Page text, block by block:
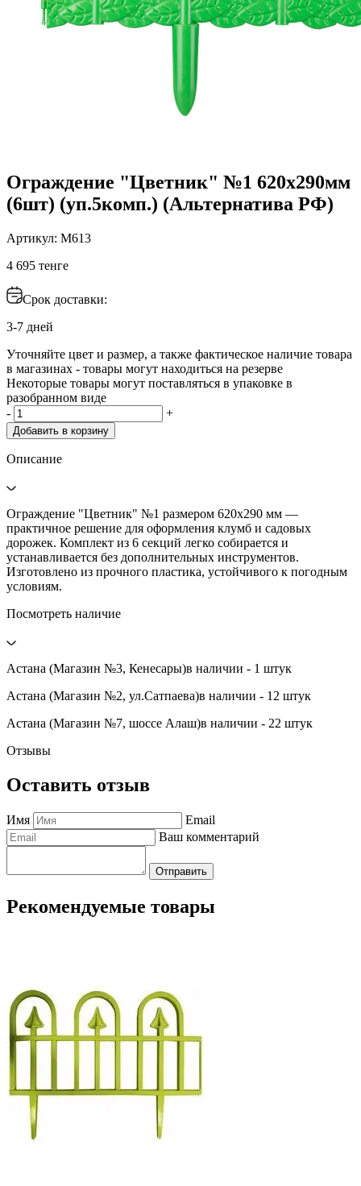
Ограждение "Цветник" №1 620х290мм
(6шт) (уп.5комп.) (Альтернатива РФ)
Артикул: М613
4 695 тенге
Срок доставки:
3-7 дней
Уточняйте цвет и размер, а также фактическое наличие товара
в магазинах - товары могут находиться на резерве
Некоторые товары могут поставляться в упаковке в
разобранном виде
-
+
Добавить в корзину
Описание
Ограждение "Цветник" №1 размером 620х290 мм —
практичное решение для оформления клумб и садовых
дорожек. Комплект из 6 секций легко собирается и
устанавливается без дополнительных инструментов.
Изготовлено из прочного пластика, устойчивого к погодным
условиям.
Посмотреть наличие
Астана (Магазин №3, Кенесары)в наличии - 1 штук
Астана (Магазин №2, ул.Сатпаева)в наличии - 12 штук
Астана (Магазин №7, шоссе Алаш)в наличии - 22 штук
Отзывы
Оставить отзыв
Имя
Email
Ваш комментарий
Отправить
Рекомендуемые товары